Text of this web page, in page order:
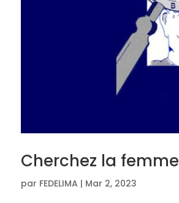
Cherchez la femme
par FEDELIMA | Mar 2, 2023